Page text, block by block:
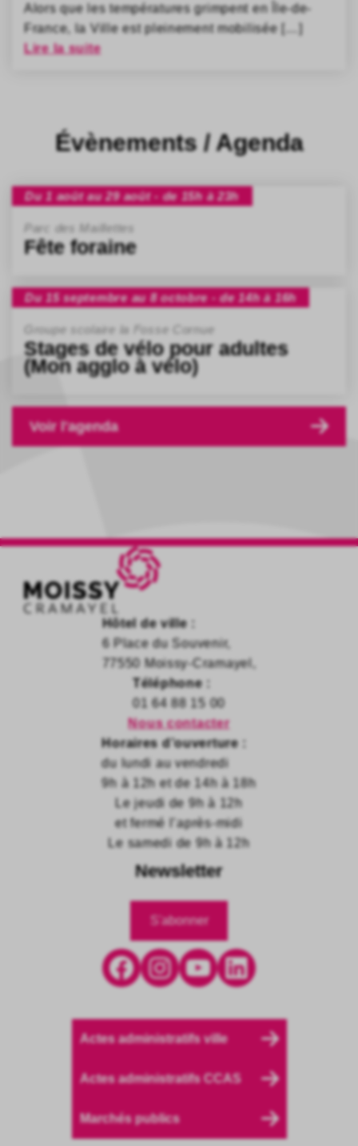
Alors que les températures grimpent en Île-de-
France, la Ville est pleinement mobilisée […]
Lire la suite
Évènements / Agenda
Du 1 août au 29 août - de 15h à 23h
Parc des Maillettes
Fête foraine
Du 15 septembre au 8 octobre - de 14h à 16h
Groupe scolaire la Fosse Cornue
Stages de vélo pour adultes
(Mon agglo à vélo)
Voir l'agenda
Hôtel de ville :
6 Place du Souvenir,
77550 Moissy-Cramayel,
Téléphone :
01 64 88 15 00
Nous contacter
Horaires d’ouverture :
du lundi au vendredi
9h à 12h et de 14h à 18h
Le jeudi de 9h à 12h
et fermé l’après-midi
Le samedi de 9h à 12h
Newsletter
S'abonner
Facebook Instagram YouTube LinkedIn
Actes administratifs ville
Actes administratifs CCAS
Marchés publics